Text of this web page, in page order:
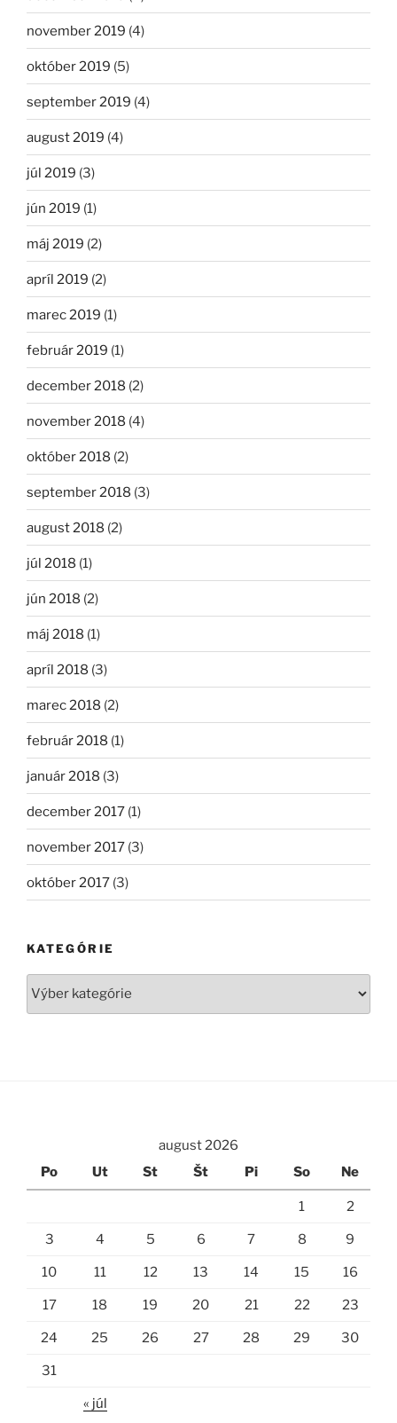
november 2019 (4)
október 2019 (5)
september 2019 (4)
august 2019 (4)
júl 2019 (3)
jún 2019 (1)
máj 2019 (2)
apríl 2019 (2)
marec 2019 (1)
február 2019 (1)
december 2018 (2)
november 2018 (4)
október 2018 (2)
september 2018 (3)
august 2018 (2)
júl 2018 (1)
jún 2018 (2)
máj 2018 (1)
apríl 2018 (3)
marec 2018 (2)
február 2018 (1)
január 2018 (3)
december 2017 (1)
november 2017 (3)
október 2017 (3)
KATEGÓRIE
Kategórie
august 2026
Po
Ut St Št Pi So Ne
1 2
3 4 5 6 7 8 9
10 11 12 13 14 15 16
17 18 19 20 21 22 23
24 25 26 27 28 29 30
31
« júl